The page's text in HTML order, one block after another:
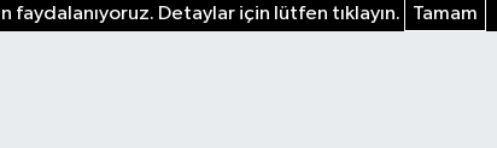
Detaylar için lütfen tıklayın. Tamam